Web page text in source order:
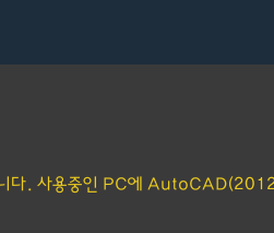
다. 사용중인 PC에